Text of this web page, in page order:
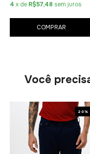
4 x de R$57,48 sem juros
COMPRAR
Você
20%